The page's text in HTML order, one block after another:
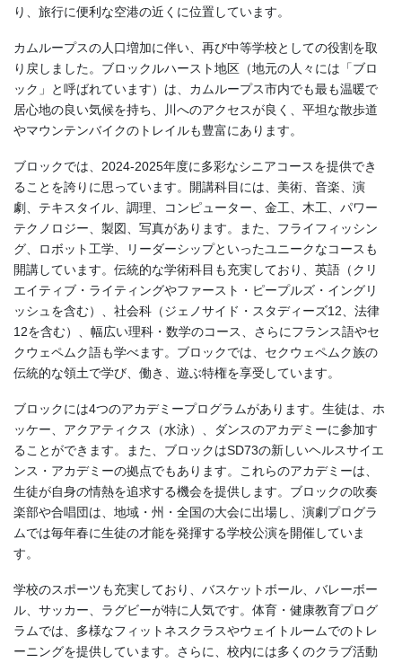
り、旅行に便利な空港の近くに位置しています。
カムループスの人口増加に伴い、再び中等学校としての役割を取
り戻しました。ブロックルハースト地区（地元の人々には「ブロ
ック」と呼ばれています）は、カムループス市内でも最も温暖で
居心地の良い気候を持ち、川へのアクセスが良く、平坦な散歩道
やマウンテンバイクのトレイルも豊富にあります。
ブロックでは、2024-2025年度に多彩なシニアコースを提供でき
ることを誇りに思っています。開講科目には、美術、音楽、演
劇、テキスタイル、調理、コンピューター、金工、木工、パワー
テクノロジー、製図、写真があります。また、フライフィッシン
グ、ロボット工学、リーダーシップといったユニークなコースも
開講しています。伝統的な学術科目も充実しており、英語（クリ
エイティブ・ライティングやファースト・ピープルズ・イングリ
ッシュを含む）、社会科（ジェノサイド・スタディーズ12、法律
12を含む）、幅広い理科・数学のコース、さらにフランス語やセ
クウェペムク語も学べます。ブロックでは、セクウェペムク族の
伝統的な領土で学び、働き、遊ぶ特権を享受しています。
ブロックには4つのアカデミープログラムがあります。生徒は、ホ
ッケー、アクアティクス（水泳）、ダンスのアカデミーに参加す
ることができます。また、ブロックはSD73の新しいヘルスサイエ
ンス・アカデミーの拠点でもあります。これらのアカデミーは、
生徒が自身の情熱を追求する機会を提供します。ブロックの吹奏
楽部や合唱団は、地域・州・全国の大会に出場し、演劇プログラ
ムでは毎年春に生徒の才能を発揮する学校公演を開催していま
す。
学校のスポーツも充実しており、バスケットボール、バレーボー
ル、サッカー、ラグビーが特に人気です。体育・健康教育プログ
ラムでは、多様なフィットネスクラスやウェイトルームでのトレ
ーニングを提供しています。さらに、校内には多くのクラブ活動